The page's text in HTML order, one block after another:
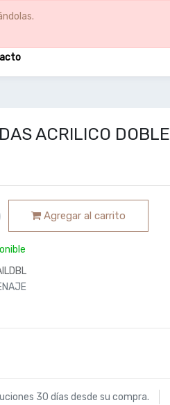
ACRILICO DOBLE
Agregar al carrito
30 días desde su compra.